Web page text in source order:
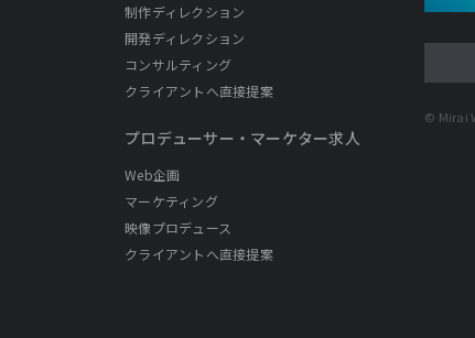
制作ディレクション
開発ディレクション
コンサルティング
クライアントへ直接提案
プロデューサー・ マーケター求人
Web企画
マーケティング
映像プロデュース
クライアントへ直接提案
© Mirai